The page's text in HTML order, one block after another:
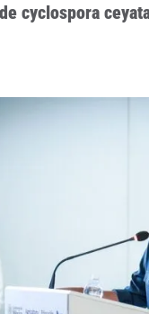
cyclospora